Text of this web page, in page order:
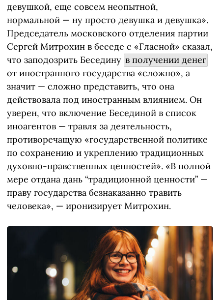
девушкой, еще совсем неопытной,
нормальной — ну просто девушка и девушка».
Председатель московского отделения партии
Сергей Митрохин в беседе с «Гласной» сказал,
что заподозрить Беседину в получении денег
от иностранного государства «сложно», а
значит — сложно представить, что она
действовала под иностранным влиянием. Он
уверен, что включение Бесединой в список
иноагентов — травля за деятельность,
противоречащую «государственной политике
по сохранению и укреплению традиционных
духовно-нравственных ценностей». «В полной
мере отдана дань “традиционной ценности” —
праву государства безнаказанно травить
человека», — иронизирует Митрохин.